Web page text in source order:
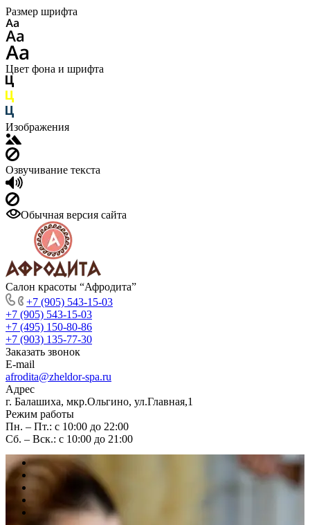
Размер шрифта
Цвет фона и шрифта
Изображения
Озвучивание текста
Обычная версия сайта
Салон красоты “Афродита”
+7 (905) 543-15-03
+7 (905) 543-15-03
+7 (495) 150-80-86
+7 (903) 135-77-30
Заказать звонок
E-mail
afrodita@zheldor-spa.ru
Адрес
г. Балашиха, мкр.Ольгино, ул.Главная,1
Режим работы
Пн. – Пт.: с 10:00 до 22:00
Сб. – Вск.: с 10:00 до 21:00